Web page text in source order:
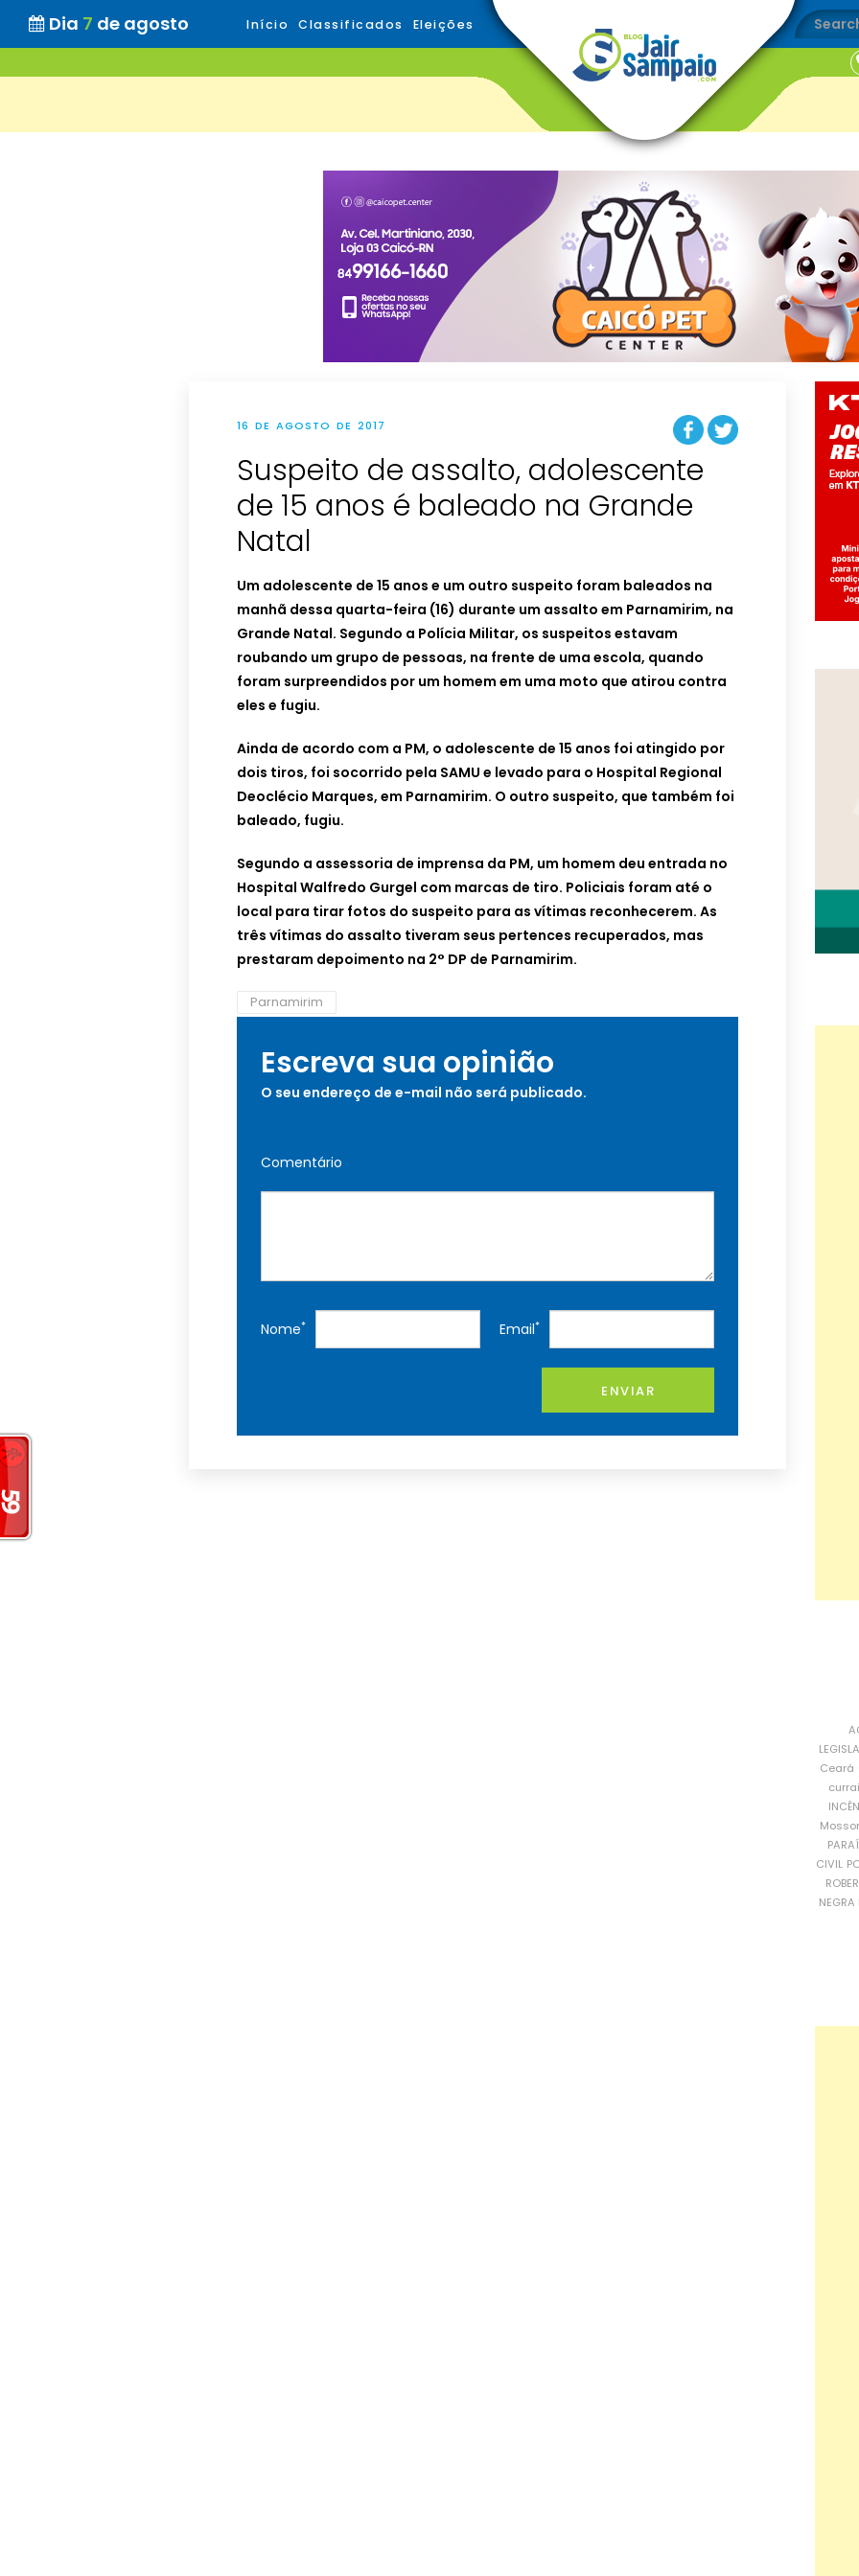
Dia 7 de agosto Início Classificados Eleições
16 DE AGOSTO DE 2017
Suspeito de assalto, adolescente
de 15 anos é baleado na Grande
Natal
Um adolescente de 15 anos e um outro suspeito foram baleados na
manhã dessa quarta-feira (16) durante um assalto em Parnamirim, na
Grande Natal. Segundo a Polícia Militar, os suspeitos estavam
roubando um grupo de pessoas, na frente de uma escola, quando
foram surpreendidos por um homem em uma moto que atirou contra
eles e fugiu.
Ainda de acordo com a PM, o adolescente de 15 anos foi atingido por
dois tiros, foi socorrido pela SAMU e levado para o Hospital Regional
Deoclécio Marques, em Parnamirim. O outro suspeito, que também foi
baleado, fugiu.
Segundo a assessoria de imprensa da PM, um homem deu entrada no
Hospital Walfredo Gurgel com marcas de tiro. Policiais foram até o
local para tirar fotos do suspeito para as vítimas reconhecerem. As
três vítimas do assalto tiveram seus pertences recuperados, mas
prestaram depoimento na 2° DP de Parnamirim.
Parnamirim
Escreva sua opinião
O seu endereço de e-mail não será publicado.
Comentário
Nome* Email*
ENVIAR
Ceará
CIVIL
NEGRA